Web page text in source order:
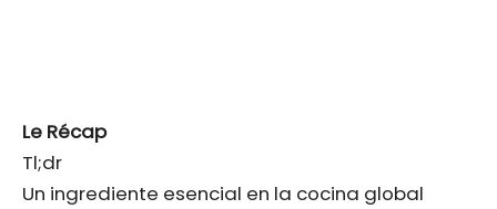
Le Récap
Tl;dr
Un ingrediente esencial en la cocina global